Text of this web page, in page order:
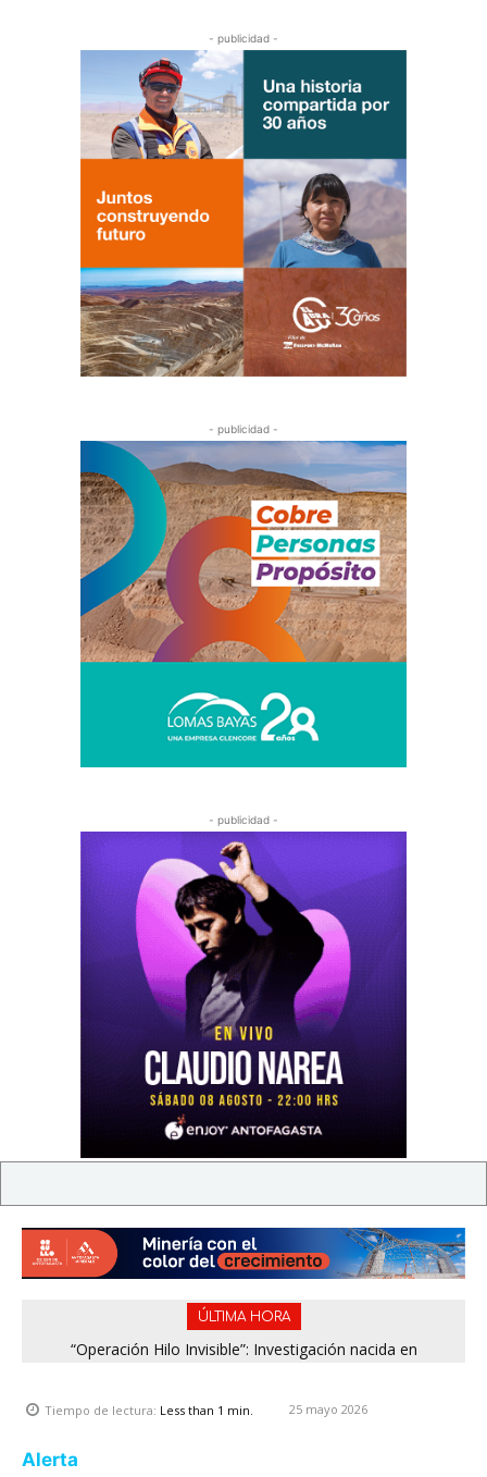
- publicidad -
- publicidad -
- publicidad -